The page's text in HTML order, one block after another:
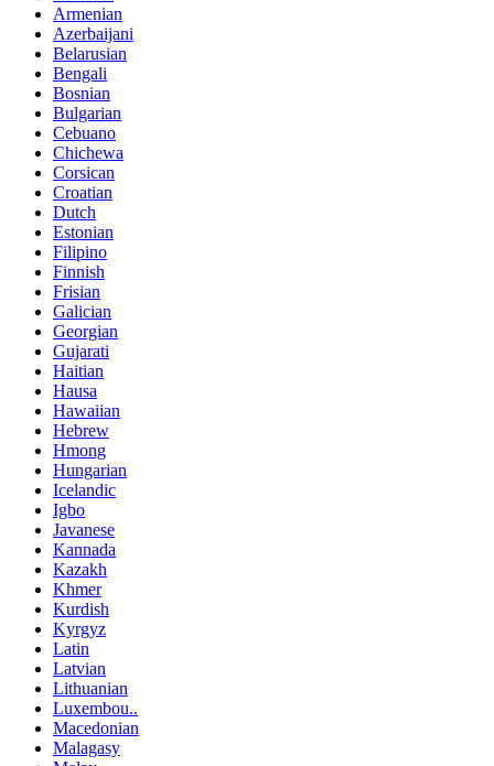
Armenian
Azerbaijani
Belarusian
Bengali
Bosnian
Bulgarian
Cebuano
Chichewa
Corsican
Croatian
Dutch
Estonian
Filipino
Finnish
Frisian
Galician
Georgian
Gujarati
Haitian
Hausa
Hawaiian
Hebrew
Hmong
Hungarian
Icelandic
Igbo
Javanese
Kannada
Kazakh
Khmer
Kurdish
Kyrgyz
Latin
Latvian
Lithuanian
Luxembou..
Macedonian
Malagasy